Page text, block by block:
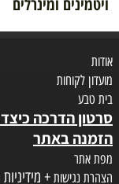
אודות
מועדון לקוחות
בית טבע
סרטון הדרכה
הזמנה באתר
מפת אתר
הצהרת נגישות +